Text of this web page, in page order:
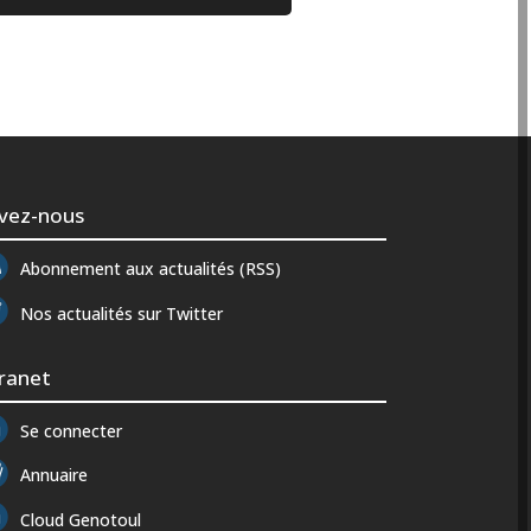
nous
Abonnement aux actualités (RSS)
Nos actualités sur Twitter
Se connecter
Annuaire
Cloud Genotoul